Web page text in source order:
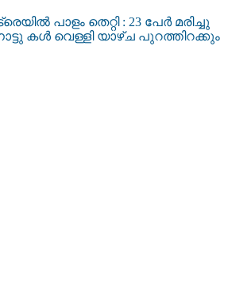
പാളം തെറ്റി : 23 പേര്‍ മരിച്ചു
കള്‍ വെള്ളി യാഴ്ച പുറത്തിറക്കും